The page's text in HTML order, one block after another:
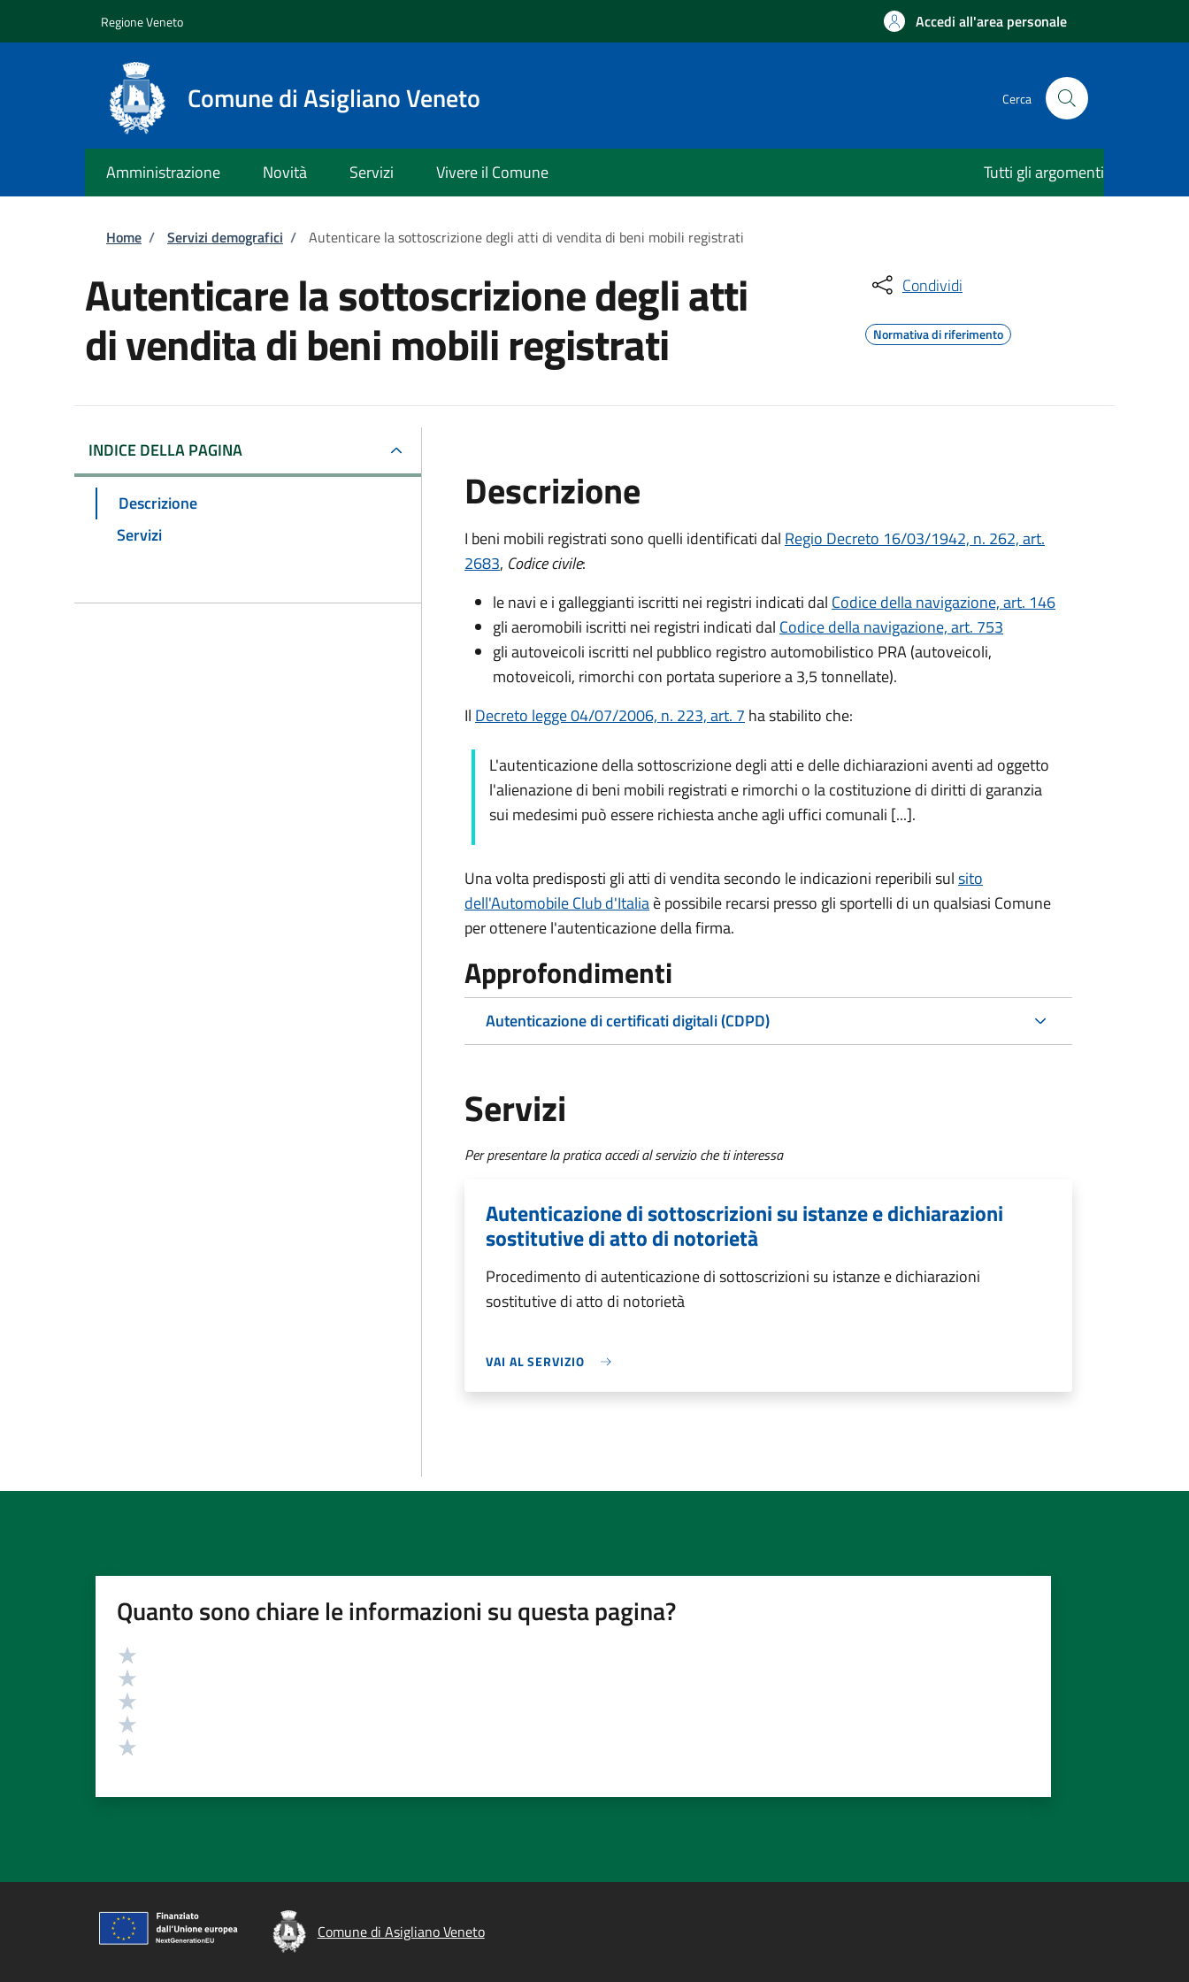
Regione Veneto Accedi all'area personale
Comune di Asigliano Veneto Cerca
Amministrazione Novità Servizi Vivere il Comune Tutti gli argomenti
Briciole di pane
Home / Servizi demografici / Autenticare la sottoscrizione degli atti di vendita di beni mobili registrati
Autenticare la sottoscrizione degli atti
di vendita di beni mobili registrati
Condividi
Normativa di riferimento
INDICE DELLA PAGINA
Descrizione
Servizi
Descrizione
I beni mobili registrati sono quelli identificati dal Regio Decreto 16/03/1942, n. 262, art.
2683, Codice civile:
le navi e i galleggianti iscritti nei registri indicati dal Codice della navigazione, art. 146
gli aeromobili iscritti nei registri indicati dal Codice della navigazione, art. 753
gli autoveicoli iscritti nel pubblico registro automobilistico PRA (autoveicoli,
motoveicoli, rimorchi con portata superiore a 3,5 tonnellate).
Il Decreto legge 04/07/2006, n. 223, art. 7 ha stabilito che:
L'autenticazione della sottoscrizione degli atti e delle dichiarazioni aventi ad oggetto
l'alienazione di beni mobili registrati e rimorchi o la costituzione di diritti di garanzia
sui medesimi può essere richiesta anche agli uffici comunali [...].
Una volta predisposti gli atti di vendita secondo le indicazioni reperibili sulsito
dell'Automobile Club d'Italiaè possibile recarsi presso gli sportelli di un qualsiasi Comune
per ottenere l'autenticazione della firma.
Approfondimenti
Autenticazione di certificati digitali (CDPD)
Servizi
Per presentare la pratica accedi al servizio che ti interessa
Autenticazione di sottoscrizioni su istanze e dichiarazioni
sostitutive di atto di notorietà
Procedimento di autenticazione di sottoscrizioni su istanze e dichiarazioni
sostitutive di atto di notorietà
VAI AL SERVIZIO
Quanto sono chiare le informazioni su questa pagina?
Valutazione
Comune di Asigliano Veneto